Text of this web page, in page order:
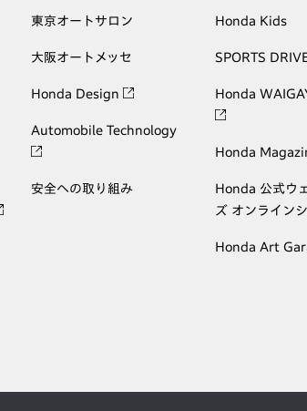
東京オートサロン
大阪オートメッセ
Honda Design
Automobile Technology
安全への取り組み
Honda Kids
SPORTS
Honda
Honda
Honda 公式ウ
ズ オンライン
Honda Art